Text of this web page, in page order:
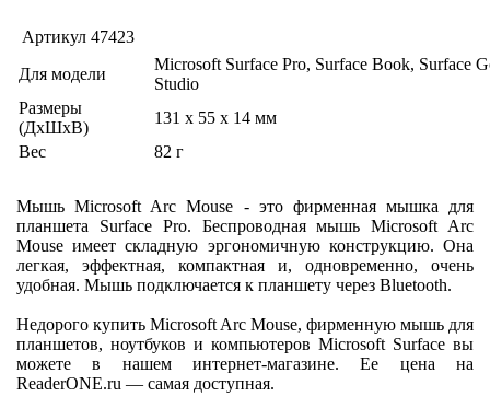
Артикул 47423
Для модели
Microsoft Surface Pro, Surface Book, Surface
Studio
Размеры
(ДхШхВ)
131 x 55 x 14 мм
Вес
82 г
Мышь Microsoft Arc Mouse - это фирменная мышка для
планшета Surface Pro. Беспроводная мышь Microsoft Arc
Mouse имеет складную эргономичную конструкцию. Она
легкая, эффектная, компактная и, одновременно, очень
удобная. Мышь подключается к планшету через Bluetooth.
Недорого купить Microsoft Arc Mouse, фирменную мышь для
планшетов, ноутбуков и компьютеров Microsoft Surface вы
можете в нашем интернет-магазине. Ее цена на
ReaderONE.ru — самая доступная.